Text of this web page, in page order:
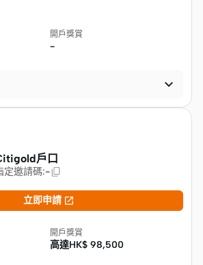
開戶獎賞
-

戶口
定邀請碼:-
立即申請 
開戶獎賞
高達HK$ 98,500